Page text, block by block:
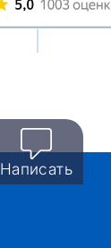
Написать